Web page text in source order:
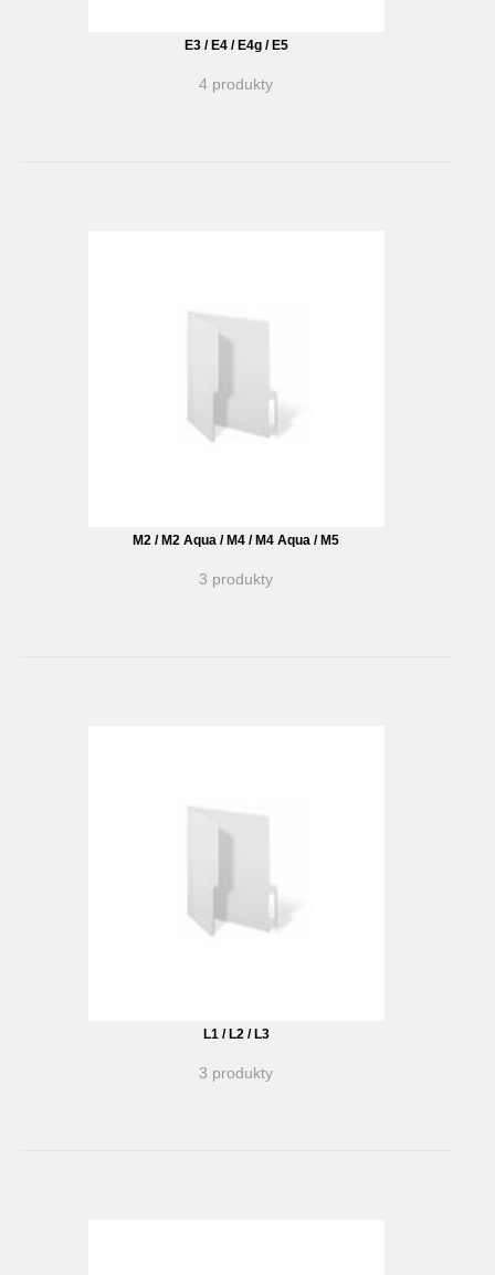
E3 / E4 / E4g / E5
4 produkty
M2 / M2 Aqua / M4 / M4 Aqua / M5
3 produkty
L1 / L2 / L3
3 produkty